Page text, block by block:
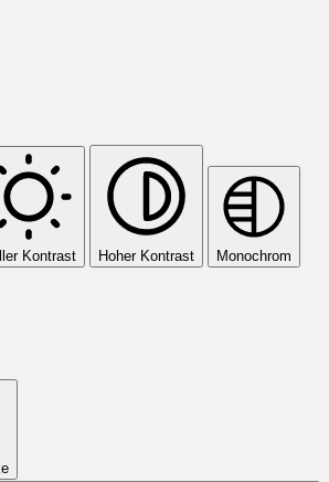
Kontrast Hoher Kontrast Monochrom